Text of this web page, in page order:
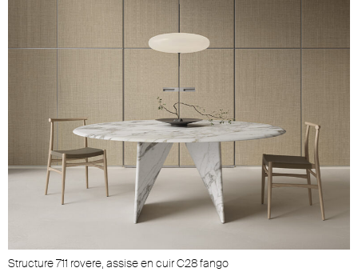
Structure 711 rovere, assise en cuir C28 fango